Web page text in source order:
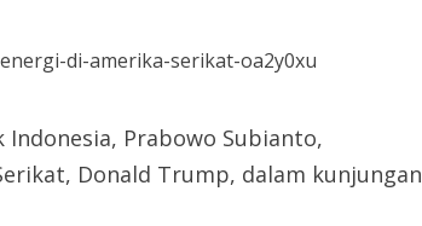
Prabowo Subianto,
Donald Trump, dalam kunjungan